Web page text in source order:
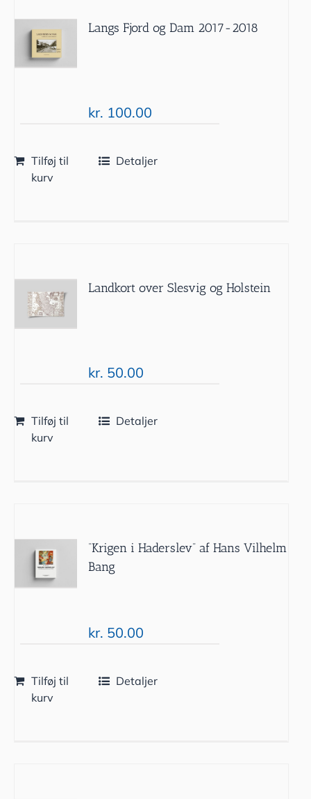
Langs Fjord og Dam 2017-2018
kr. 100.00
Tilføj til
kurv
Detaljer
Landkort over Slesvig og Holstein
kr. 50.00
Tilføj til
kurv
Detaljer
“Krigen i Haderslev” af Hans Vilhelm
Bang
kr. 50.00
Tilføj til
kurv
Detaljer